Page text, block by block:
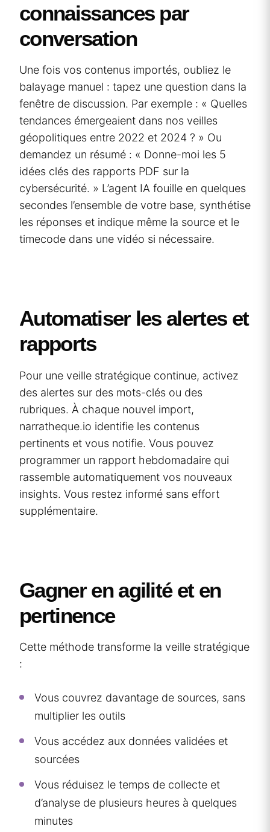
connaissances par
conversation
Une fois vos contenus importés, oubliez le
balayage manuel : tapez une question dans la
fenêtre de discussion. Par exemple : « Quelles
tendances émergeaient dans nos veilles
géopolitiques entre 2022 et 2024 ? » Ou
demandez un résumé : « Donne-moi les 5
idées clés des rapports PDF sur la
cybersécurité. » L’agent IA fouille en quelques
secondes l’ensemble de votre base, synthétise
les réponses et indique même la source et le
timecode dans une vidéo si nécessaire.
Automatiser les alertes et
rapports
Pour une veille stratégique continue, activez
des alertes sur des mots-clés ou des
rubriques. À chaque nouvel import,
narratheque.io identifie les contenus
pertinents et vous notifie. Vous pouvez
programmer un rapport hebdomadaire qui
rassemble automatiquement vos nouveaux
insights. Vous restez informé sans effort
supplémentaire.
Gagner en agilité et en
pertinence
Cette méthode transforme la veille stratégique
:
Vous couvrez davantage de sources, sans
multiplier les outils
Vous accédez aux données validées et
sourcées
Vous réduisez le temps de collecte et
d’analyse de plusieurs heures à quelques
minutes